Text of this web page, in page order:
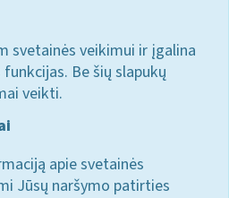
svetainės veikimui ir įgalina
Be šių slapukų
veikti.
apie svetainės
Jūsų naršymo patirties